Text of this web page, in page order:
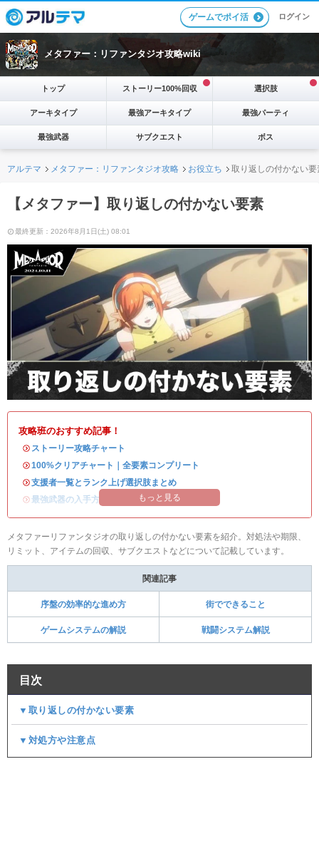
ゲームでポイ活 ログイン
メタファー：リファンタジオ攻略wiki
トップ ストーリー100%回収 選択肢
アーキタイプ 最強アーキタイプ 最強パーティ
最強武器 サブクエスト ボス
アルテマ メタファー：リファンタジオ攻略 お役立ち 取り返しの付かない要
【メタファー】取り返しの付かない要素
最終更新：2026年8月1日(土) 08:01
攻略班のおすすめ記事！
・ ストーリー攻略チャート
・100%クリアチャート｜全要素コンプリート
・支援者一覧とランク上げ選択肢まとめ
・最強武器の入手方法 もっと見る
メタファーリファンタジオの取り返しの付かない要素を紹介。対処法や期限、
リミット、アイテムの回収、サブクエストなどについて記載しています。
関連記事
序盤の効率的な進め方 街でできること
ゲームシステムの解説 戦闘システム解説
目次
▼取り返しの付かない要素
▼対処方や注意点